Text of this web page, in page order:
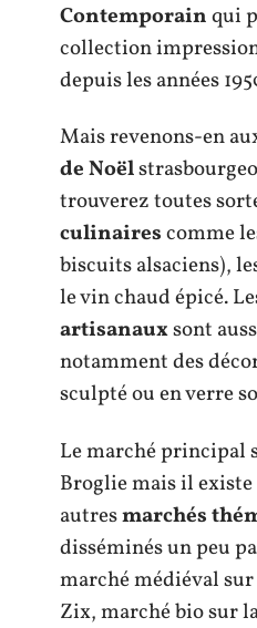
Contemporainqui
collection
depuis les années
Mais revenons-en
de Noël
trouverez toutes
culinairescomme
biscuits alsaciens),
le vin chaud épicé.
artisanauxsont
notamment des
sculpté ou en verre
Le marché principal
Broglie mais il
autresmarchés
disséminés un peu
marché médiéval
Zix, marché bio sur